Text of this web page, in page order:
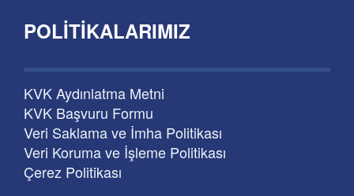
POLITIKALARIMIZ
KVK Aydınlatma Metni
KVK Başvuru Formu
Veri Saklama ve İmha Politikası
Veri Koruma ve İşleme Politikası
Çerez Politikası